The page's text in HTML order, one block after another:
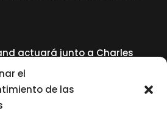
el
de las
actuará junto a Charles